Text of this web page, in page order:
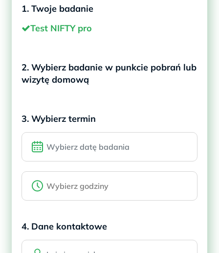
1. Twoje badanie
Test NIFTY pro
2. Wybierz badanie w punkcie pobrań lub
wizytę domową
3. Wybierz termin
4. Dane kontaktowe